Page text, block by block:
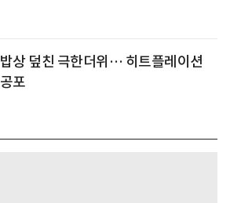
밥상 덮친 극한더위… 히트플레이션
공포